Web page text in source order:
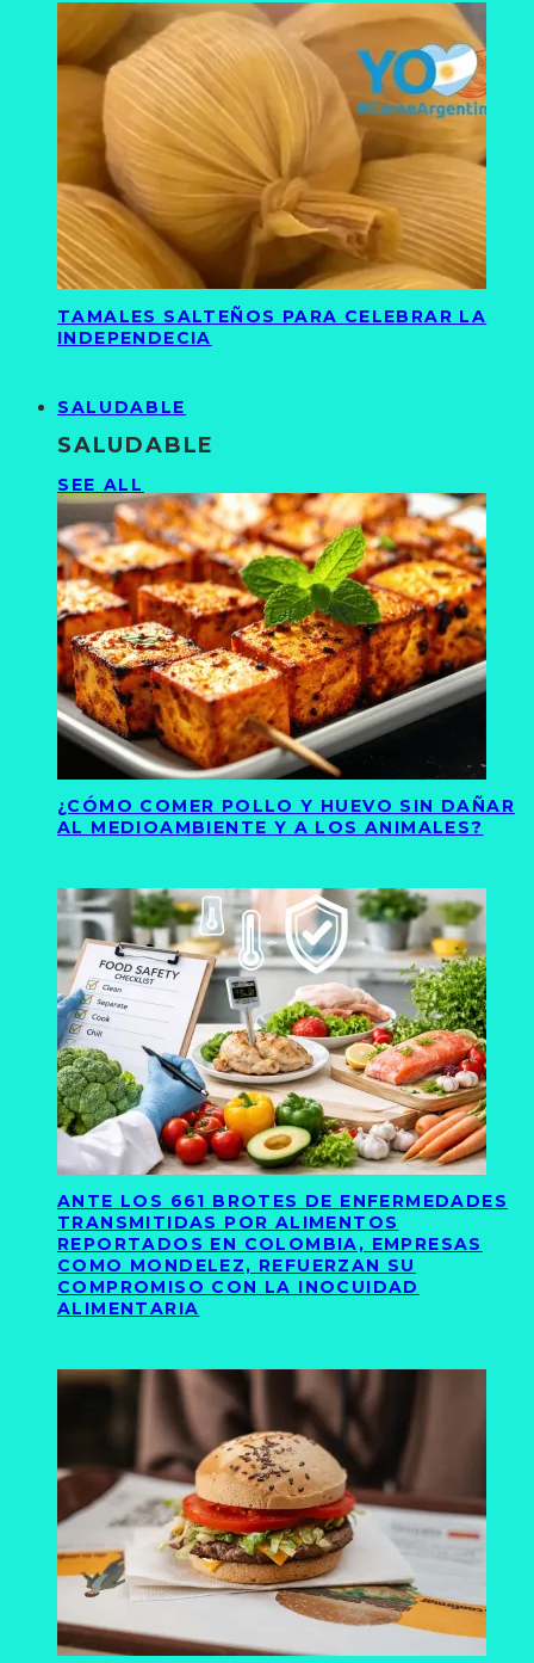
TAMALES SALTEÑOS PARA CELEBRAR LA
INDEPENDECIA
SALUDABLE
SALUDABLE
SEE ALL
¿CÓMO COMER POLLO Y HUEVO SIN DAÑAR
AL MEDIOAMBIENTE Y A LOS ANIMALES?
ANTE LOS 661 BROTES DE ENFERMEDADES
TRANSMITIDAS POR ALIMENTOS
REPORTADOS EN COLOMBIA, EMPRESAS
COMO MONDELEZ, REFUERZAN SU
COMPROMISO CON LA INOCUIDAD
ALIMENTARIA